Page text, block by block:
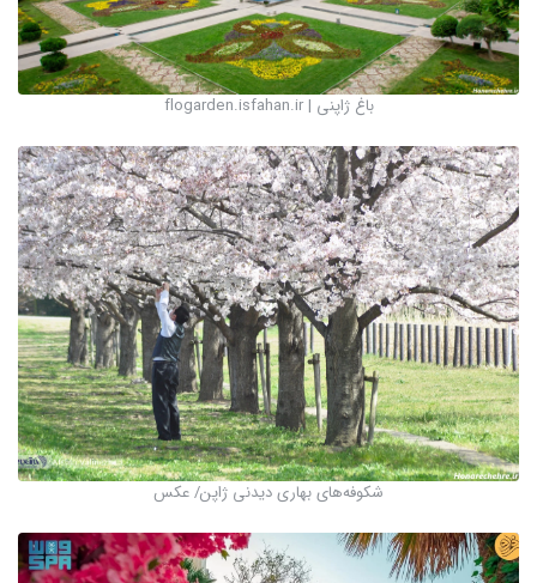
باغ ژاپنی | flogarden.isfahan.ir
شکوفه‌های بهاری دیدنی ژاپن/ عکس